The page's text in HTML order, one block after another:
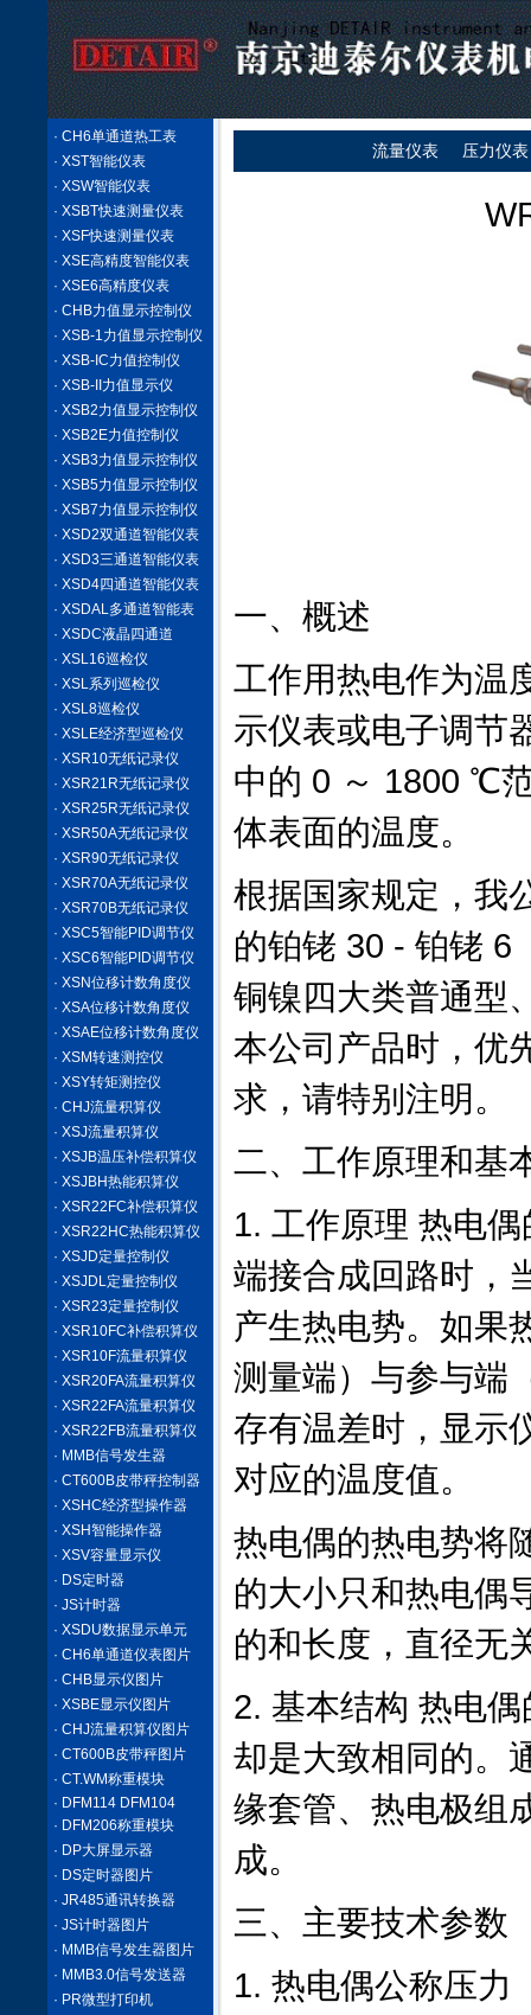
· CH6单通道热工表
· XST智能仪表
· XSW智能仪表
· XSBT快速测量仪表
· XSF快速测量仪表
· XSE高精度智能仪表
· XSE6高精度仪表
· CHB力值显示控制仪
· XSB-1力值显示控制仪
· XSB-IC力值控制仪
· XSB-II力值显示仪
· XSB2力值显示控制仪
· XSB2E力值控制仪
· XSB3力值显示控制仪
· XSB5力值显示控制仪
· XSB7力值显示控制仪
· XSD2双通道智能仪表
· XSD3三通道智能仪表
· XSD4四通道智能仪表
· XSDAL多通道智能表
· XSDC液晶四通道
· XSL16巡检仪
· XSL系列巡检仪
· XSL8巡检仪
· XSLE经济型巡检仪
· XSR10无纸记录仪
· XSR21R无纸记录仪
· XSR25R无纸记录仪
· XSR50A无纸记录仪
· XSR90无纸记录仪
· XSR70A无纸记录仪
· XSR70B无纸记录仪
· XSC5智能PID调节仪
· XSC6智能PID调节仪
· XSN位移计数角度仪
· XSA位移计数角度仪
· XSAE位移计数角度仪
· XSM转速测控仪
· XSY转矩测控仪
· CHJ流量积算仪
· XSJ流量积算仪
· XSJB温压补偿积算仪
· XSJBH热能积算仪
· XSR22FC补偿积算仪
· XSR22HC热能积算仪
· XSJD定量控制仪
· XSJDL定量控制仪
· XSR23定量控制仪
· XSR10FC补偿积算仪
· XSR10F流量积算仪
· XSR20FA流量积算仪
· XSR22FA流量积算仪
· XSR22FB流量积算仪
· MMB信号发生器
· CT600B皮带秤控制器
· XSHC经济型操作器
· XSH智能操作器
· XSV容量显示仪
· DS定时器
· JS计时器
· XSDU数据显示单元
· CH6单通道仪表图片
· CHB显示仪图片
· XSBE显示仪图片
· CHJ流量积算仪图片
· CT600B皮带秤图片
· CT.WM称重模块
· DFM114 DFM104
· DFM206称重模块
· DP大屏显示器
· DS定时器图片
· JR485通讯转换器
· JS计时器图片
· MMB信号发生器图片
· MMB3.0信号发送器
· PR微型打印机
流量仪表 压力仪表
一、概述
工作用热电作为温
示仪表或电子调节
中的 0 ～ 1800 ℃
体表面的温度。
根据国家规定，我
的铂铑 30 - 铂铑 6
铜镍四大类普通型
本公司产品时，优
求，请特别注明。
二、工作原理和基
1. 工作原理 热电
端接合成回路时，
产生热电势。如果
测量端）与参与端
存有温差时，显示
对应的温度值。
热电偶的热电势将
的大小只和热电偶
的和长度，直径无
2. 基本结构 热电
却是大致相同的。
缘套管、热电极组
成。
三、主要技术参数
1. 热电偶公称压力